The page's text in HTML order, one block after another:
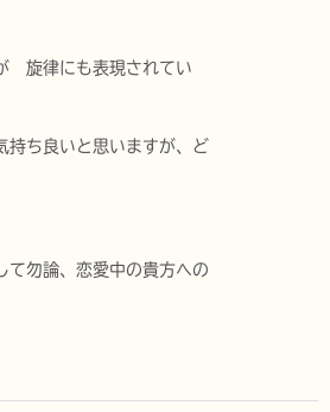
旋律にも表現されてい
持ち良いと思いますが、ど
て勿論、恋愛中の貴方への